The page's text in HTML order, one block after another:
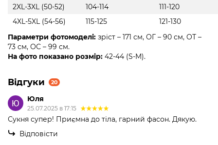
2XL-3XL (50-52)
104-114
111-120
4XL-5XL (54-56)
115-125
121-130
Параметри фотомоделі: зріст – 171 см, ОГ – 90 см, ОТ –
73 см, ОС – 99 см.
На фото показано розмір: 42-44 (S-M).
Відгуки 20
Юля
25.07.2025 в 17:15
Сукня супер! Приємна до тіла, гарний фасон. Дякую.
Відповісти